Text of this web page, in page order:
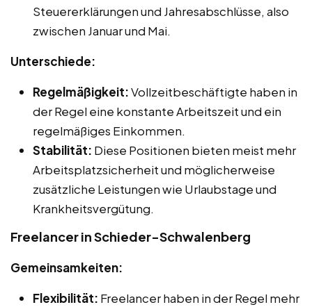
Steuererklärungen und Jahresabschlüsse, also
zwischen Januar und Mai.
Unterschiede:
Regelmäßigkeit:Vollzeitbeschäftigte haben in
der Regel eine konstante Arbeitszeit und ein
regelmäßiges Einkommen.
Stabilität: Diese Positionen bieten meist mehr
Arbeitsplatzsicherheit und möglicherweise
zusätzliche Leistungen wie Urlaubstage und
Krankheitsvergütung.
Freelancer in Schieder-Schwalenberg
Gemeinsamkeiten:
Flexibilität: Freelancer haben in der Regel mehr